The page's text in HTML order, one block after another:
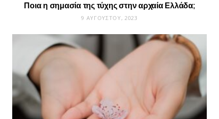
Ποια η σημασία της τύχης στην αρχαία Ελλάδα;
9 ΑΥΓΟΎΣΤΟΥ, 2023